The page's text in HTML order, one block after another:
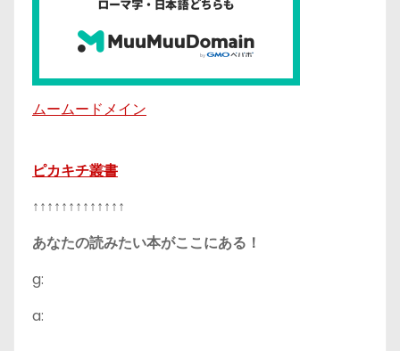
ムームードメイン
ピカキチ叢書
↑↑↑↑↑↑↑↑↑↑↑↑↑
あなたの読みたい本がここにある！
g:
a: